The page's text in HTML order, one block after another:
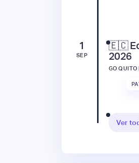
1
SEP
🇪🇨
2026
GO QUITO
Ver